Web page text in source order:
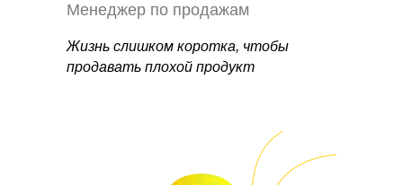
Менеджер по продажам
Жизнь слишком коротка, чтобы
продавать плохой продукт